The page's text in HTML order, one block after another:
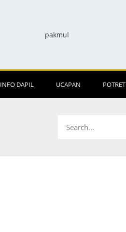
INFO DAPIL UCAPAN POTRET